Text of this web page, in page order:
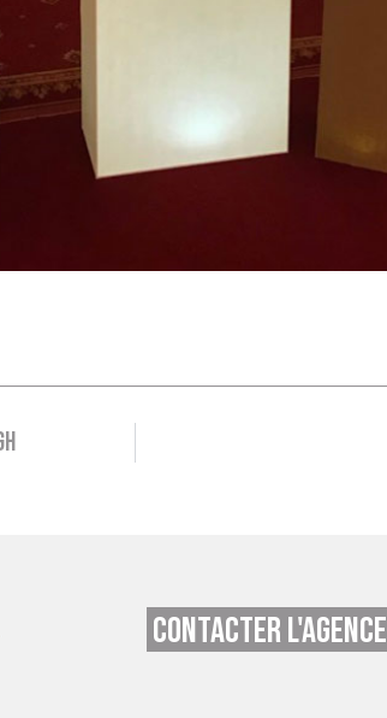
CONTACTER L'AGENCE